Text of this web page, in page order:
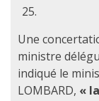
Une
ministre
indiqué le
LOMBARD, «